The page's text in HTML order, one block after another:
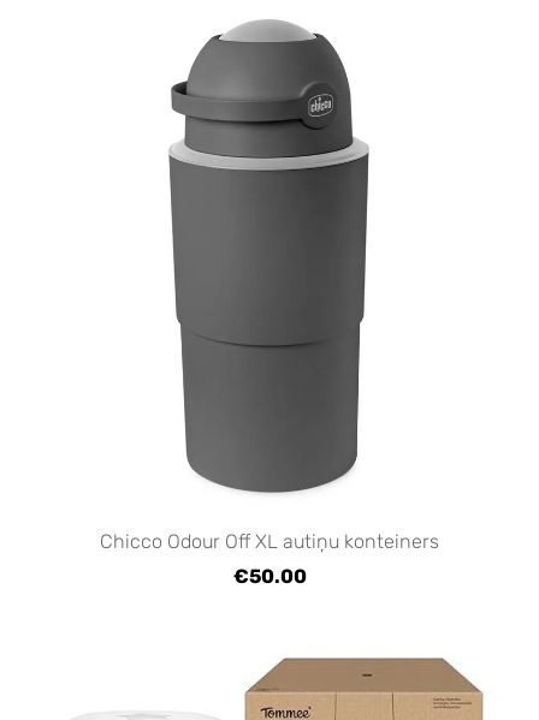
Chicco Odour Off XL autiņu konteiners
€50.00